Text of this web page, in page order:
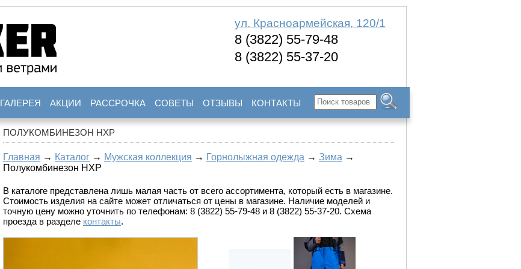
ул. Красноармейская, 120/1
8 (3822) 55-79-48
8 (3822) 55-37-20
ГАЛЕРЕЯ АКЦИИ РАССРОЧКА СОВЕТЫ ОТЗЫВЫ КОНТАКТЫ
ПОЛУКОМБИНЕЗОН HXP
Главная → Каталог → Мужская коллекция → Горнолыжная одежда → Зима →
Полукомбинезон HXP
В каталоге представлена лишь малая часть от всего ассортимента, который есть в магазине.
Стоимость изделия на сайте может отличаться от цены в магазине. Наличие моделей и
точную цену можно уточнить по телефонам: 8 (3822) 55-79-48 и 8 (3822) 55-37-20. Схема
проезда в разделе контакты.